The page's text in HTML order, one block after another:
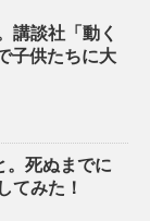
講談社「動く
子供たちに大
。死ぬまでに
てみた！